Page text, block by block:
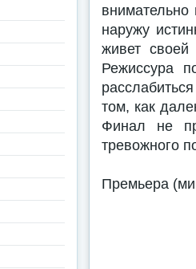
внимательно
наружу
живет
Режиссура
том, как
Финал не
тревожного
Премьера